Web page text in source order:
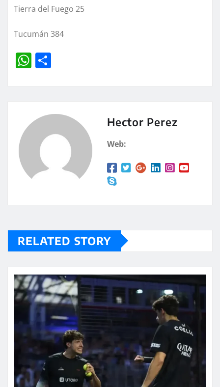
Tierra del Fuego 25
Tucumán 384
W
A
p
rt
Hector Perez
Web:
RELATED STORY